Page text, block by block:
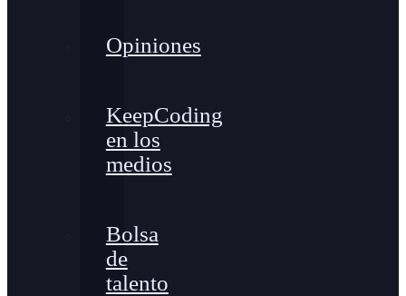
Opiniones
KeepCoding
en los
medios
Bolsa
de
talento